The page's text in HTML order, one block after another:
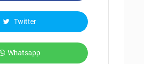
Twitter
Whatsapp